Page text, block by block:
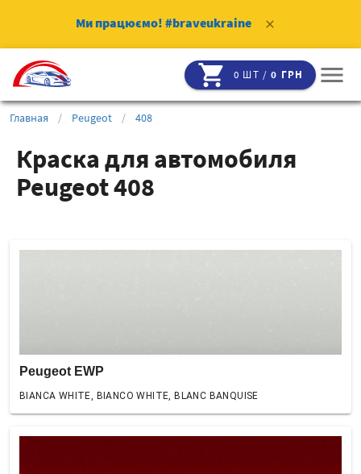
Ми працюємо! #braveukraine clear
shopping_cart 0 ШТ /0 ГРН menu
Главная / Peugeot / 408
Краска для автомобиля
Peugeot 408
Peugeot EWP
BIANCA WHITE, BIANCO WHITE, BLANC BANQUISE